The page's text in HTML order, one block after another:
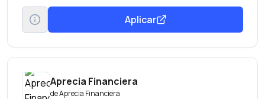
Aplicar
Aprecia Financiera
deAprecia Financiera